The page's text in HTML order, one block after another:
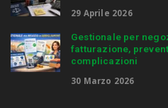
29 Aprile 2026
Gestionale per
fatturazione,
complicazioni
30 Marzo 2026